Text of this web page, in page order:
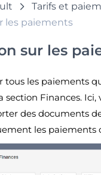
Tarifs et
les paiements
sur les
tous les paiements
section Finances. Ici,
des documents
les paiements